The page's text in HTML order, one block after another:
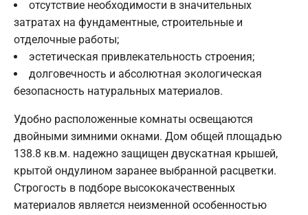
отсутствие необходимости в значительных
затратах на фундаментные, строительные и
отделочные работы;
эстетическая привлекательность строения;
долговечность и абсолютная экологическая
безопасность натуральных материалов.
Удобно расположенные комнаты освещаются
двойными зимними окнами. Дом общей площадью
138.8 кв.м. надежно защищен двускатная крышей,
крытой ондулином заранее выбранной расцветки.
Строгость в подборе высококачественных
материалов является неизменной особенностью